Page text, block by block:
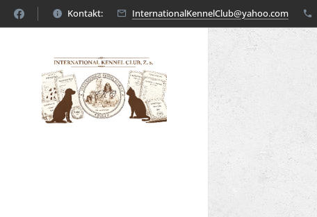
Kontakt: InternationalKennelClub@yahoo.com